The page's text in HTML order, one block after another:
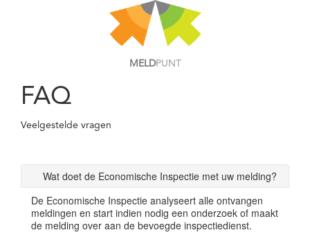
MELDPUNT
FAQ
Veelgestelde vragen
Wat doet de Economische Inspectie met uw melding?
De Economische Inspectie analyseert alle ontvangen
meldingen en start indien nodig een onderzoek of maakt
de melding over aan de bevoegde inspectiedienst.